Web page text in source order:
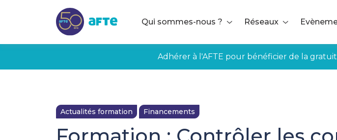
Qui sommes-nous ? Réseaux
Adhérer à l'AFTE pour bénéficier de la
Actualités formation Financements